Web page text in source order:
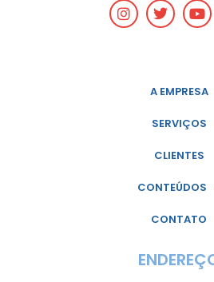
A EMPRESA
SERVIÇOS
CLIENTES
CONTEÚDOS
CONTATO